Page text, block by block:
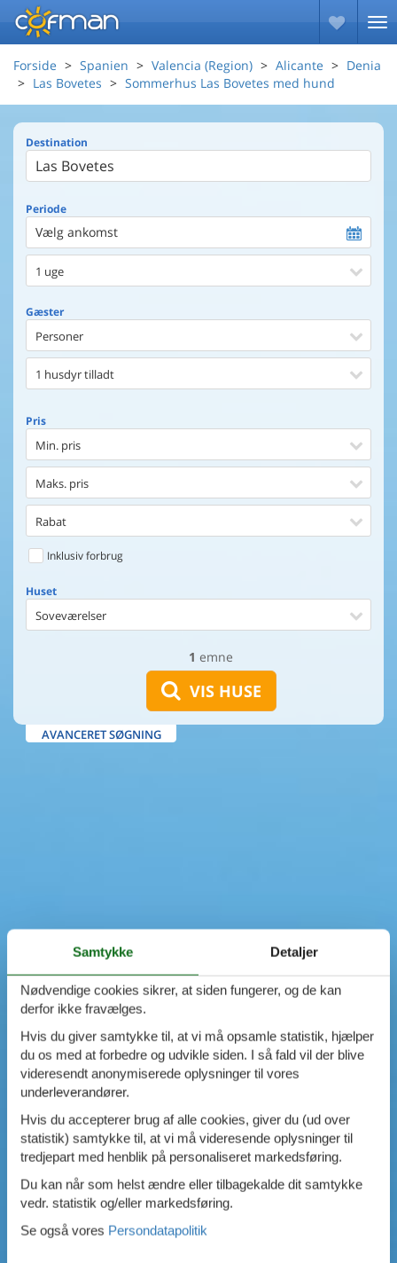
Forside Spanien Valencia (Region) Alicante
Denia
Las Bovetes
Sommerhus Las Bovetes med hund
Destination
Periode
Vælg ankomst
1 uge
Gæster
Personer
1 husdyr tilladt
Pris
Min. pris
Maks. pris
Rabat
Inklusiv forbrug
Huset
Soveværelser
1 emne
VIS HUSE
Afstand til vand
Opvaskemaskine
Vaskemaskine
Tørretumbler
Ikkeryger
Aktivitetsrum
Handicapvenligt
Gode fiskeforhold
Indhegnet område
Aircondition
Ladestander til elbil
Energivenligt
AVANCERET SØGNING
Samtykke Detaljer
Nødvendige cookies sikrer, at siden fungerer, og de kan
derfor ikke fravælges.
Hvis du giver samtykke til, at vi må opsamle statistik, hjælper
du os med at forbedre og udvikle siden. I så fald vil der blive
videresendt anonymiserede oplysninger til vores
underleverandører.
Hvis du accepterer brug af alle cookies, giver du (ud over
statistik) samtykke til, at vi må videresende oplysninger til
tredjepart med henblik på personaliseret markedsføring.
Du kan når som helst ændre eller tilbagekalde dit samtykke
vedr. statistik og/eller markedsføring.
Se også vores Persondatapolitik